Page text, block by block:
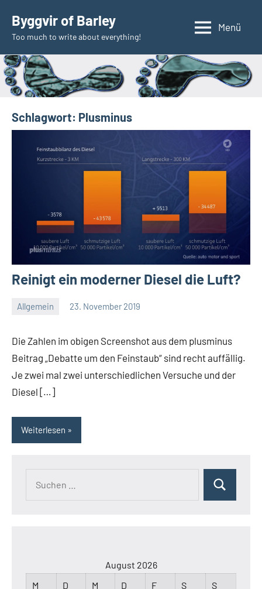
Inhalt
springen
Byggvir of Barley
Too much to write about everything!
Menü
Schlagwort: Plusminus
Reinigt ein moderner Diesel die Luft?
Allgemein 23. November 2019
Thomas
Die Zahlen im obigen Screenshot aus dem plusminus
Beitrag „Debatte um den Feinstaub“ sind recht auffällig.
Je zwei mal zwei unterschiedlichen Versuche und der
Diesel […]
Weiterlesen
Suchen
August 2026
M
D M D F S S